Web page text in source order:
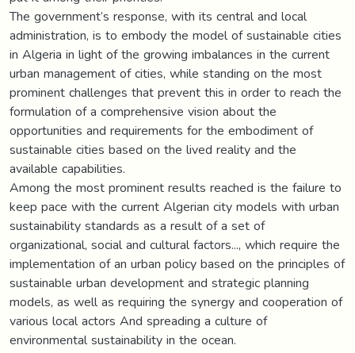
The government’s response, with its central and local
administration, is to embody the model of sustainable cities
in Algeria in light of the growing imbalances in the current
urban management of cities, while standing on the most
prominent challenges that prevent this in order to reach the
formulation of a comprehensive vision about the
opportunities and requirements for the embodiment of
sustainable cities based on the lived reality and the
available capabilities.
Among the most prominent results reached is the failure to
keep pace with the current Algerian city models with urban
sustainability standards as a result of a set of
organizational, social and cultural factors..., which require the
implementation of an urban policy based on the principles of
sustainable urban development and strategic planning
models, as well as requiring the synergy and cooperation of
various local actors And spreading a culture of
environmental sustainability in the ocean.